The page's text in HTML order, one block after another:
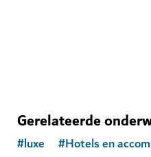
Gerelateerde
#luxe #Hotels en